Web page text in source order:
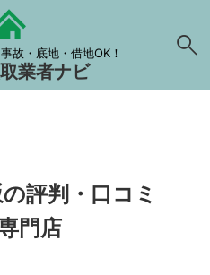
故・底地・借地OK！
業者ナビ
評判・口コミ
門店